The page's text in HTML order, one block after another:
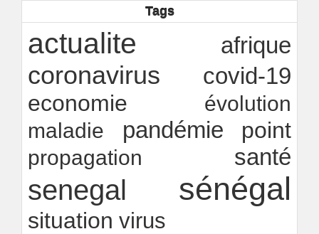
Ndakhté M. GAYE
Rapport Bceao 2025 : résilience, transition et
innovation
24/07/2026 Ndakhté M. GAYE
Tags
actualite afrique
coronavirus covid-19
economie
évolution
maladie
pandémie point
propagation santé
senegal sénégal
situation virus